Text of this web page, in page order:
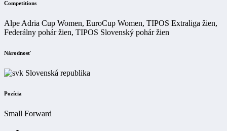
Competitions
Alpe Adria Cup Women, EuroCup Women, TIPOS Extraliga žien,
Federálny pohár žien, TIPOS Slovenský pohár žien
Národnosť
Slovenská republika
Pozícia
Small Forward